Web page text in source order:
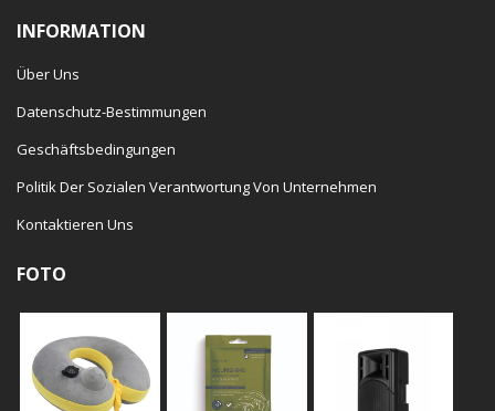
INFORMATION
Über Uns
Datenschutz-Bestimmungen
Geschäftsbedingungen
Politik Der Sozialen Verantwortung Von Unternehmen
Kontaktieren Uns
FOTO